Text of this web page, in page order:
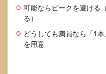
可能ならピークを避ける
る）
どうしても満員なら「1
を用意